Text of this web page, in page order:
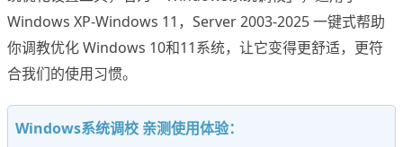
Windows XP-Windows 11，Server 2003-2025 一键式帮助
你调教优化 Windows 10和11系统，让它变得更舒适，更符
合我们的使用习惯。
Windows系统调校 亲测使用体验：